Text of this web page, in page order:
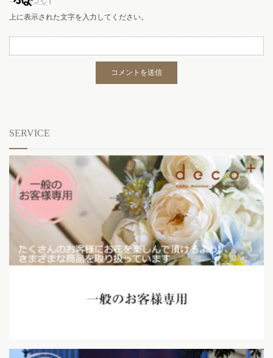
上に表示された文字を入力してください。
SERVICE